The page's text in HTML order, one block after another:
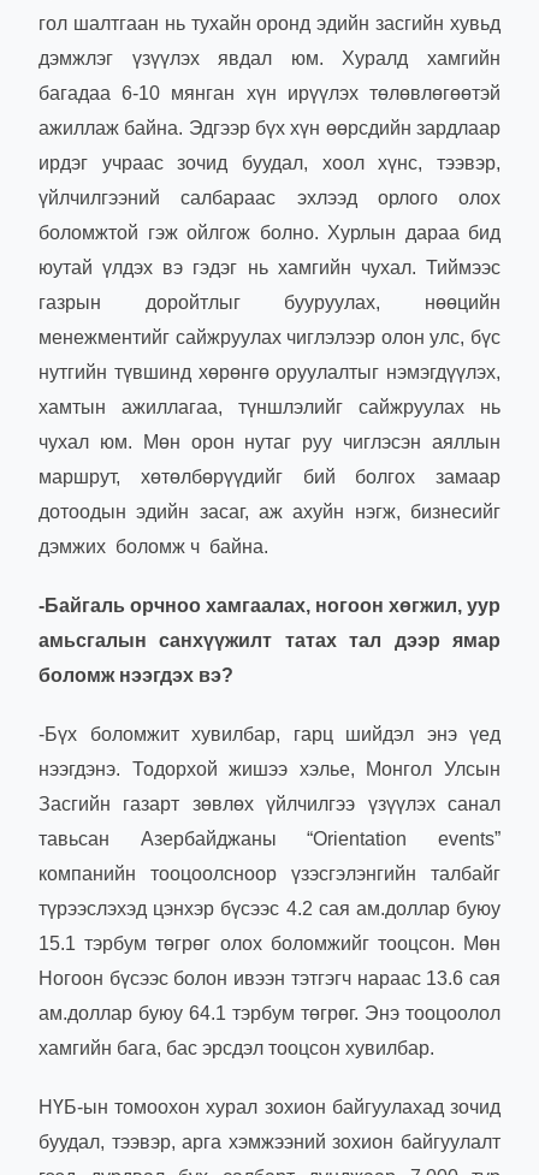
гол шалтгаан нь тухайн оронд эдийн засгийн хувьд
дэмжлэг үзүүлэх явдал юм. Хуралд хамгийн
багадаа 6-10 мянган хүн ирүүлэх төлөвлөгөөтэй
ажиллаж байна. Эдгээр бүх хүн өөрсдийн зардлаар
ирдэг учраас зочид буудал, хоол хүнс, тээвэр,
үйлчилгээний салбараас эхлээд орлого олох
боломжтой гэж ойлгож болно. Хурлын дараа бид
юутай үлдэх вэ гэдэг нь хамгийн чухал. Тиймээс
газрын доройтлыг бууруулах, нөөцийн
менежментийг сайжруулах чиглэлээр олон улс, бүс
нутгийн түвшинд хөрөнгө оруулалтыг нэмэгдүүлэх,
хамтын ажиллагаа, түншлэлийг сайжруулах нь
чухал юм. Мөн орон нутаг руу чиглэсэн аяллын
маршрут, хөтөлбөрүүдийг бий болгох замаар
дотоодын эдийн засаг, аж ахуйн нэгж, бизнесийг
дэмжих боломж ч байна.
-Байгаль орчноо хамгаалах, ногоон хөгжил, уур
амьсгалын санхүүжилт татах тал дээр ямар
боломж нээгдэх вэ?
-Бүх боломжит хувилбар, гарц шийдэл энэ үед
нээгдэнэ. Тодорхой жишээ хэлье, Монгол Улсын
Засгийн газарт зөвлөх үйлчилгээ үзүүлэх санал
тавьсан Азербайджаны “Orientation events”
компанийн тооцоолсноор үзэсгэлэнгийн талбайг
түрээслэхэд цэнхэр бүсээс 4.2 сая ам.доллар буюу
15.1 тэрбум төгрөг олох боломжийг тооцсон. Мөн
Ногоон бүсээс болон ивээн тэтгэгч нараас 13.6 сая
ам.доллар буюу 64.1 тэрбум төгрөг. Энэ тооцоолол
хамгийн бага, бас эрсдэл тооцсон хувилбар.
НҮБ-ын томоохон хурал зохион байгуулахад зочид
буудал, тээвэр, арга хэмжээний зохион байгуулалт